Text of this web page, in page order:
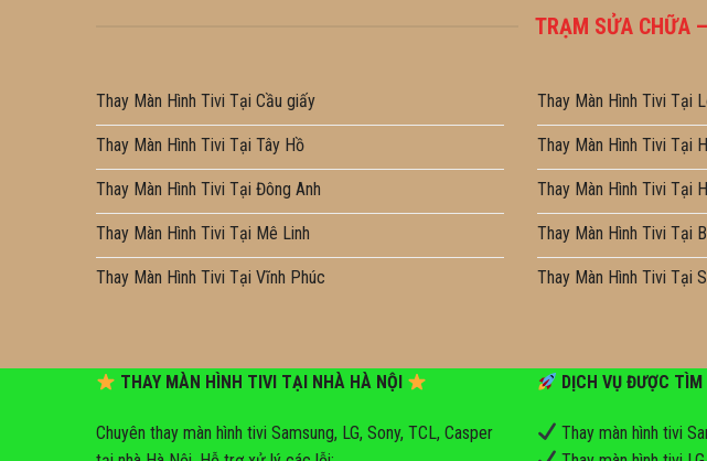
TRẠM SỬA CHỮA
Thay Màn Hình Tivi Tại Cầu giấy
Thay Màn Hình Tivi Tại Tây Hồ
Thay Màn Hình Tivi Tại Đông Anh
Thay Màn Hình Tivi Tại Mê Linh
Thay Màn Hình Tivi Tại Vĩnh Phúc
Thay Màn Hình Tivi Tại
Thay Màn Hình Tivi Tại
Thay Màn Hình Tivi Tại
Thay Màn Hình Tivi Tại
Thay Màn Hình Tivi Tại
THAY MÀN HÌNH TIVI TẠI NHÀ HÀ NỘI
Chuyên thay màn hình tivi Samsung, LG, Sony, TCL, Casper
DỊCH VỤ ĐƯỢC TÌM
Thay màn hình tivi